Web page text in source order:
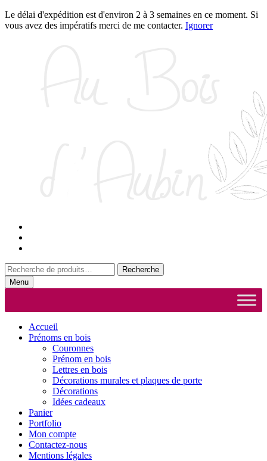
Le délai d'expédition est d'environ 2 à 3 semaines en ce moment. Si
vous avez des impératifs merci de me contacter. Ignorer
Recherche
pour :
Recherche
Menu
Accueil
Prénoms en bois
Couronnes
Prénom en bois
Lettres en bois
Décorations murales et plaques de porte
Décorations
Idées cadeaux
Panier
Portfolio
Mon compte
Contactez-nous
Mentions légales